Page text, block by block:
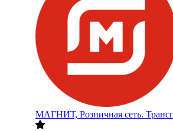
МАГНИТ, Розничная сеть.